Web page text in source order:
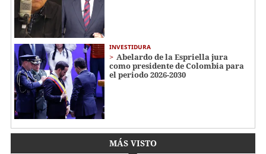
INVESTIDURA
Abelardo de la Espriella jura
como presidente de Colombia para
el periodo 2026-2030
MÁS VISTO